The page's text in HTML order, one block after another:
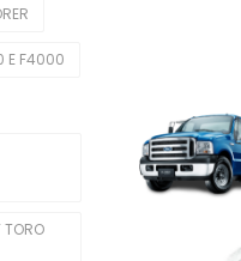
E F4000
TORO